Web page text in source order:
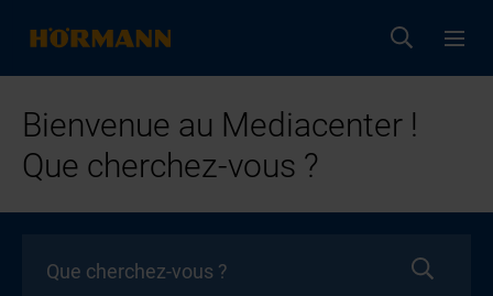
Bienvenue au Mediacenter !
Que cherchez-vous ?